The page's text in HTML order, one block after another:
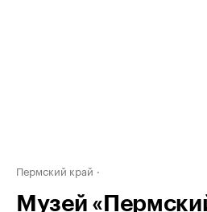
Пермский край
Музей